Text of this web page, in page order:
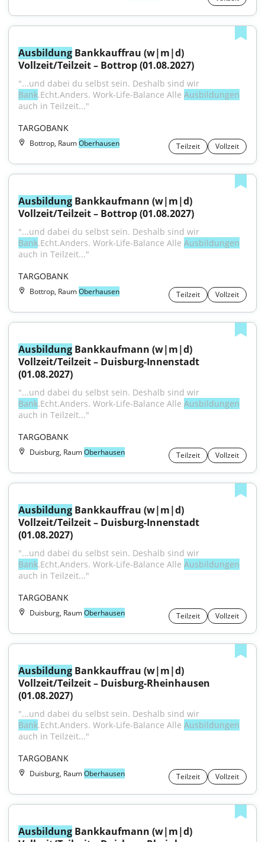
Ausbildung Bankkauffrau (w|m|d)
Vollzeit/Teilzeit – Bottrop (01.08.2027)
Bank.Echt.Anders. Work-Life-Balance Alle Ausbildungen
auch in Teilzeit..."
TARGOBANK
Bottrop, RaumOberhausen Teilzeit Vollzeit
Ausbildung Bankkaufmann (w|m|d)
Vollzeit/Teilzeit – Bottrop (01.08.2027)
Bank.Echt.Anders. Work-Life-Balance Alle Ausbildungen
auch in Teilzeit..."
TARGOBANK
Bottrop, RaumOberhausen Teilzeit Vollzeit
Ausbildung Bankkaufmann (w|m|d)
Vollzeit/Teilzeit – Duisburg-Innenstadt
(01.08.2027)
Bank.Echt.Anders. Work-Life-Balance Alle Ausbildungen
auch in Teilzeit..."
TARGOBANK
Duisburg, RaumOberhausen Teilzeit Vollzeit
Ausbildung Bankkauffrau (w|m|d)
Vollzeit/Teilzeit – Duisburg-Innenstadt
(01.08.2027)
Bank.Echt.Anders. Work-Life-Balance Alle Ausbildungen
auch in Teilzeit..."
TARGOBANK
Duisburg, RaumOberhausen Teilzeit Vollzeit
Ausbildung Bankkauffrau (w|m|d)
Vollzeit/Teilzeit – Duisburg-Rheinhausen
(01.08.2027)
Bank.Echt.Anders. Work-Life-Balance Alle Ausbildungen
auch in Teilzeit..."
TARGOBANK
Duisburg, RaumOberhausen Teilzeit Vollzeit
Ausbildung Bankkaufmann (w|m|d)